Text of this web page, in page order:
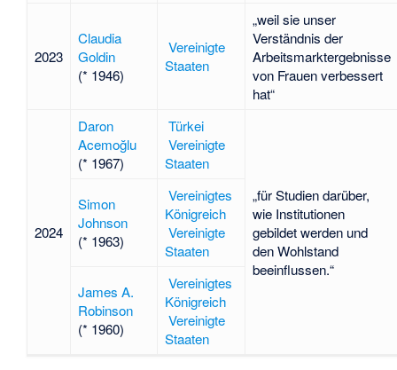
2023
Claudia
Goldin
(* 1946)
Vereinigte
Staaten
„weil sie unser
Verständnis der
Arbeitsmarktergebnisse
von Frauen verbessert
hat“
2024
Daron
Acemoğlu
(* 1967)
Türkei
Vereinigte
Staaten
„für Studien darüber,
wie Institutionen
gebildet werden und
den Wohlstand
beeinflussen.“
Simon
Johnson
(* 1963)
Vereinigtes
Königreich
Vereinigte
Staaten
James A.
Robinson
(* 1960)
Vereinigtes
Königreich
Vereinigte
Staaten